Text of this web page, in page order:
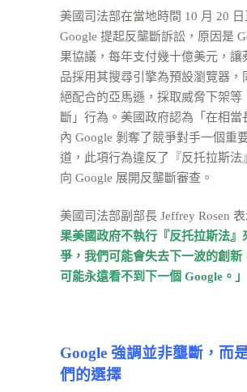
美國司法部在當地時間 10 月 20 日
Google 提起反壟斷訴訟，原因是
果協議，每年支付幾十億美元，讓
品採用其搜尋引擎為預設瀏覽器，
絕配合的亞馬遜，採取威脅下架等
斷」行為。美國政府認為「在相當
內 Google 剝奪了競爭對手一個重
道，此項行為違反了『反托拉斯法
向 Google 展開反壟斷審查。
美國司法部副部長 Jeffrey Rosen 表
果美國政府不執行『反托拉斯法』
爭，我們可能會失去下一波的創新
可能永遠看不到下一個 Google。」
Google 強調並非壟斷，而
們的選擇